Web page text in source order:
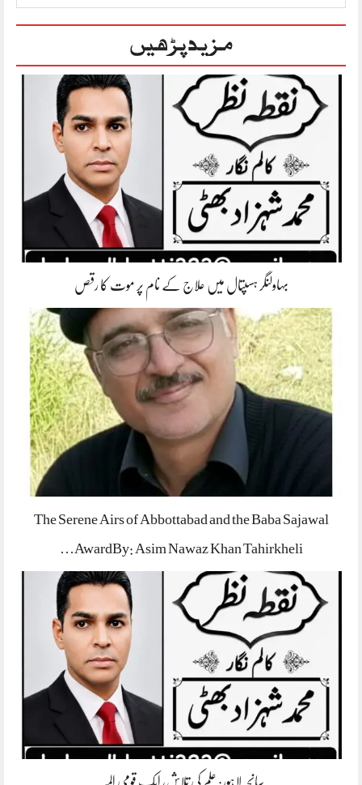
مزید پڑھیں
بہاولنگر ہسپتال میں علاج کے نام پر موت کا رقص
The Serene Airs of Abbottabad and the Baba Sajawal
AwardBy: Asim Nawaz Khan Tahirkheli…
سانحہ لاہور: علم کی تلاش، ایک قومی المیہ